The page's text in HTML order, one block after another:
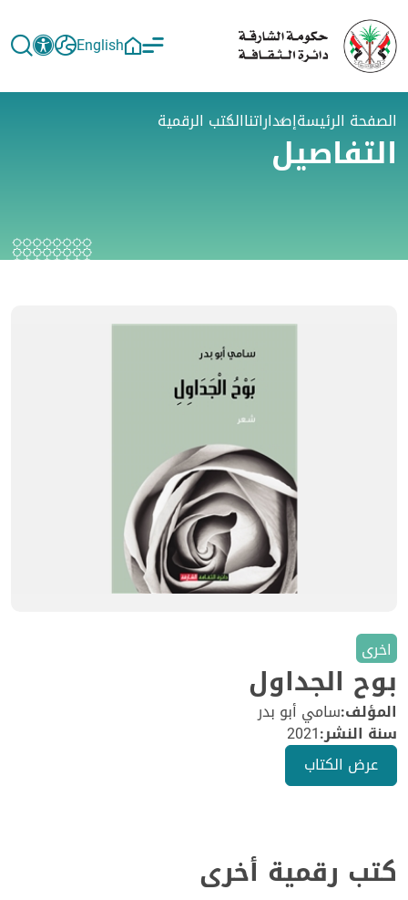
English
الصفحة الرئيسةإصداراتناالكتب الرقمية
التفاصيل
اخرى
بوح الجداول
المؤلف:سامي أبو بدر
سنة النشر:2021
عرض الكتاب
كتب رقمية أخرى